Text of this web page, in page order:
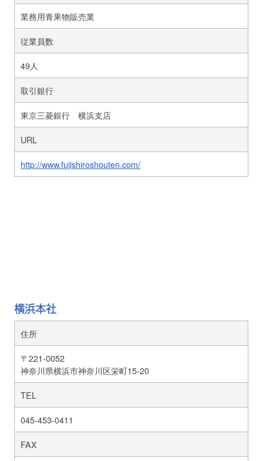
業務用青果物販売業
従業員数
49人
取引銀行
東京三菱銀行 横浜支店
URL
http://www.fujishiroshouten.com/
横浜本社
住所
〒221-0052
神奈川県横浜市神奈川区栄町15-20
TEL
045-453-0411
FAX